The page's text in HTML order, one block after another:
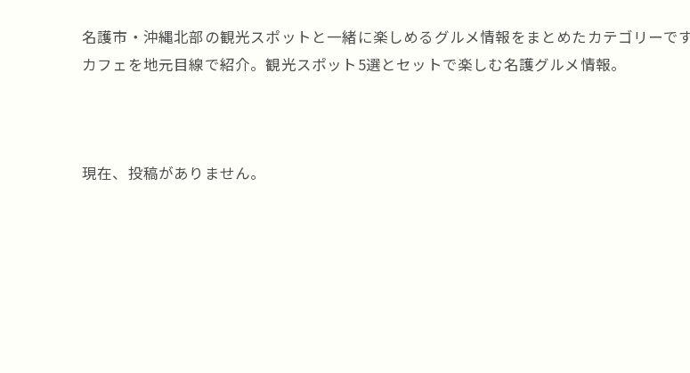
名護市・沖縄北部の観光スポットと一緒に楽しめるグルメ情報をまとめたカテゴリーで
カフェを地元目線で紹介。観光スポット5選とセットで楽しむ名護グルメ情報。
現在、投稿がありません。